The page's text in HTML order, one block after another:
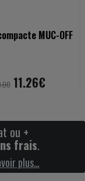
MUC-OFF
11.26€
ou +
frais.
plus…